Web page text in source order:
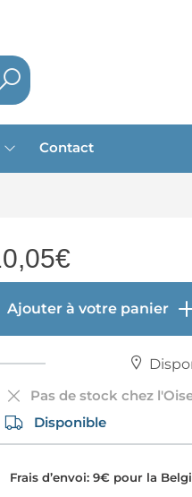
Contact
€
Ajouter à votre panier
Pas de stock chez
Disponible
d’envoi: 9€ pour la